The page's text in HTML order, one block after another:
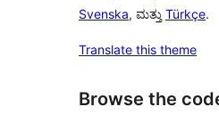
Svenska, ಮತ್ತು Türkçe.
Translate this theme
Browse the